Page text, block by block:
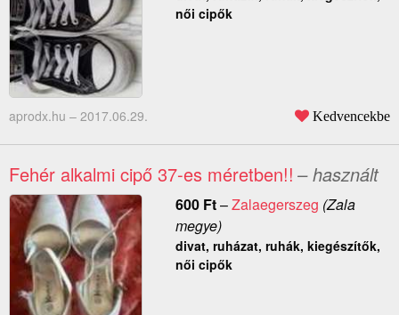
női cipők
aprodx.hu – 2017.06.29. Kedvencekbe
Fehér alkalmi cipő 37-es méretben!! – használt
600 Ft–Zalaegerszeg (Zala
megye)
divat, ruházat, ruhák, kiegészítők,
női cipők